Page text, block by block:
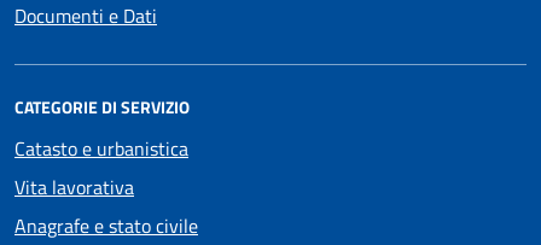
Documenti e Dati
CATEGORIE DI SERVIZIO
Catasto e urbanistica
Vita lavorativa
Anagrafe e stato civile